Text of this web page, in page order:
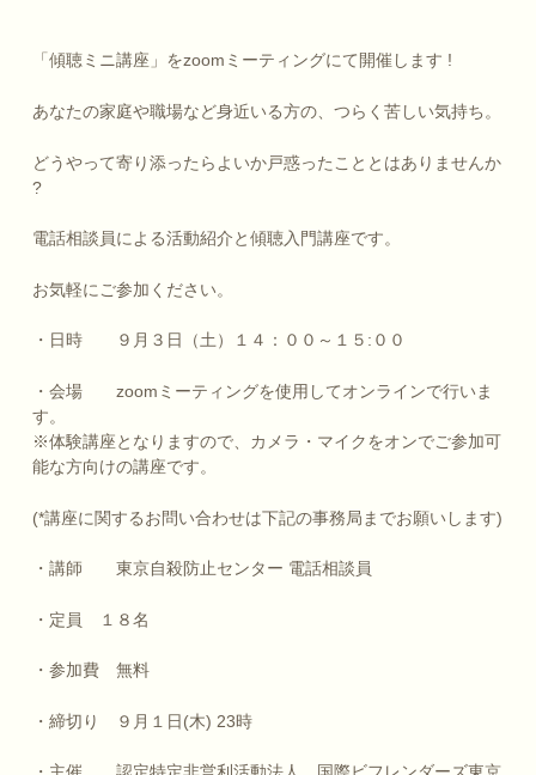
「傾聴ミニ講座」をzoomミーティングにて開催します !
あなたの家庭や職場など身近いる方の、つらく苦しい気持ち。
どうやって寄り添ったらよいか戸惑ったこととはありませんか
?
電話相談員による活動紹介と傾聴入門講座です。
お気軽にご参加ください。
・日時 ９月３日（土）１４：００～１５:００
・会場 zoomミーティングを使用してオンラインで行いま
す。
※体験講座となりますので、カメラ・マイクをオンでご参加可
能な方向けの講座です。
(*講座に関するお問い合わせは下記の事務局までお願いします)
・講師 東京自殺防止センター 電話相談員
・定員 １８名
・参加費 無料
・締切り ９月１日(木) 23時